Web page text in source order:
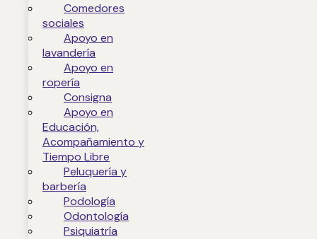
Comedores
sociales
Apoyo en
lavandería
Apoyo en
ropería
Consigna
Apoyo en
Educación,
Acompañamiento y
Tiempo Libre
Peluquería y
barbería
Podología
Odontología
Psiquiatría